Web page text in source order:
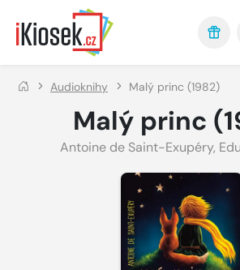
Přejít na hlavní obsah
Audioknihy Malý princ (1982)
Malý princ
Antoine de Saint-Exupéry,